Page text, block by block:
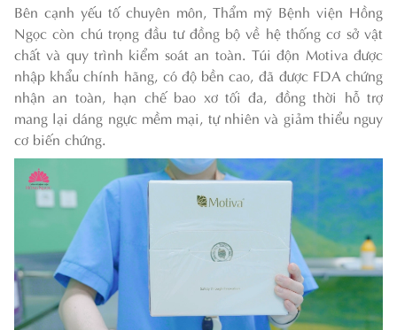
Bên cạnh yếu tố chuyên môn, Thẩm mỹ Bệnh viện Hồng
Ngọc còn chú trọng đầu tư đồng bộ về hệ thống cơ sở vật
chất và quy trình kiểm soát an toàn. Túi độn Motiva được
nhập khẩu chính hãng, có độ bền cao, đã được FDA chứng
nhận an toàn, hạn chế bao xơ tối đa, đồng thời hỗ trợ
mang lại dáng ngực mềm mại, tự nhiên và giảm thiểu nguy
cơ biến chứng.